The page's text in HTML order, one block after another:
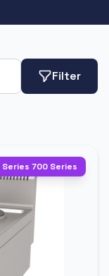
Filter
Series 700 Series